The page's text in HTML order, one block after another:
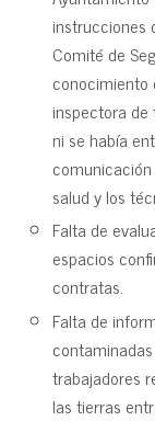
instrucciones
Comité de
conocimiento
inspectora
ni se había
salud y los
Falta de
espacios
contratas.
Falta de
trabajadores
las tierras